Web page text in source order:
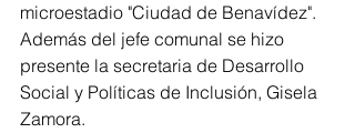
microestadio "Ciudad de Benavídez".
Además del jefe comunal se hizo
presente la secretaria de Desarrollo
Social y Políticas de Inclusión, Gisela
Zamora.